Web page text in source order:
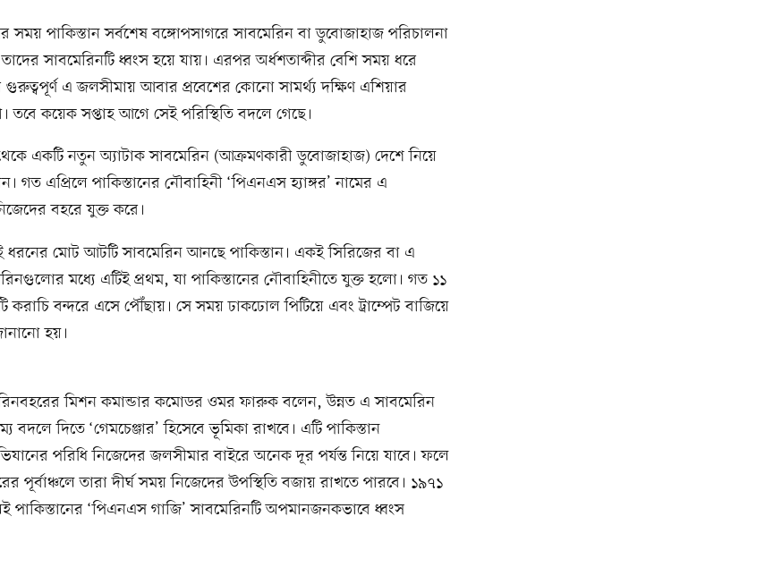
সময় পাকিস্তান সর্বশেষ বঙ্গোপসাগরে সাবমেরিন বা ডুবোজাহাজ পরিচালনা
সাবমেরিনটি ধ্বংস হয়ে যায়। এরপর অর্ধশতাব্দীর বেশি সময় ধরে
এ জলসীমায় আবার প্রবেশের কোনো সামর্থ্য দক্ষিণ এশিয়ার
তবে কয়েক সপ্তাহ আগে সেই পরিস্থিতি বদলে গেছে।
একটি নতুন অ্যাটাক সাবমেরিন (আক্রমণকারী ডুবোজাহাজ) দেশে নিয়ে
গত এপ্রিলে পাকিস্তানের নৌবাহিনী ‘পিএনএস হ্যাঙ্গর’ নামের এ
বহরে যুক্ত করে।
মোট আটটি সাবমেরিন আনছে পাকিস্তান। একই সিরিজের বা এ
মধ্যে এটিই প্রথম, যা পাকিস্তানের নৌবাহিনীতে যুক্ত হলো। গত ১১
করাচি বন্দরে এসে পৌঁছায়। সে সময় ঢাকঢোল পিটিয়ে এবং ট্রাম্পেট বাজিয়ে
হয়।
মিশন কমান্ডার কমোডর ওমর ফারুক বলেন, উন্নত এ সাবমেরিন
বদলে দিতে ‘গেমচেঞ্জার’ হিসেবে ভূমিকা রাখবে। এটি পাকিস্তান
পরিধি নিজেদের জলসীমার বাইরে অনেক দূর পর্যন্ত নিয়ে যাবে। ফলে
পূর্বাঞ্চলে তারা দীর্ঘ সময় নিজেদের উপস্থিতি বজায় রাখতে পারবে। ১৯৭১
পাকিস্তানের ‘পিএনএস গাজি’ সাবমেরিনটি অপমানজনকভাবে ধ্বংস